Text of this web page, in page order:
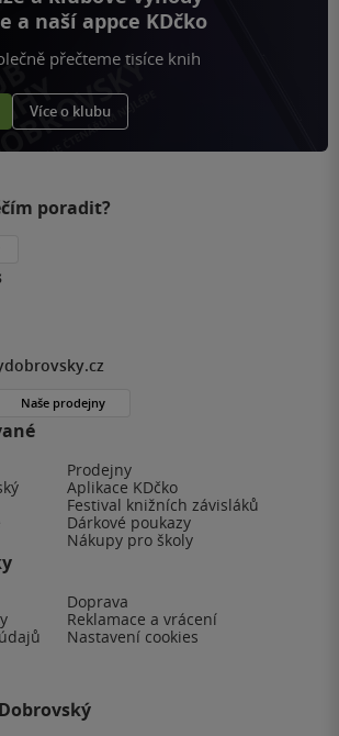
a naší appce KDčko
přečteme tisíce knih
Více o klubu
Prodejny
Aplikace KDčko
Festival knižních závisláků
Dárkové poukazy
Nákupy pro školy
Doprava
Reklamace a vrácení
Nastavení cookies
poradit?
Naše prodejny